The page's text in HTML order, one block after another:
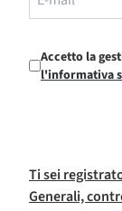
Accetto la
l'informativa
Ti sei
Generali,